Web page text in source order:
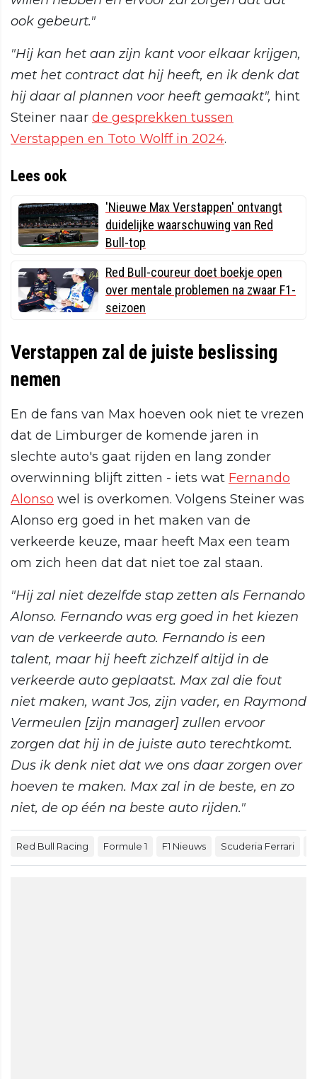
ook gebeurt."
"Hij kan het aan zijn kant voor elkaar krijgen,
met het contract dat hij heeft, en ik denk dat
hij daar al plannen voor heeft gemaakt", hint
Steiner naar de gesprekken tussen
Verstappen en Toto Wolff in 2024.
Lees ook
'Nieuwe Max Verstappen' ontvangt
duidelijke waarschuwing van Red
Bull-top
Red Bull-coureur doet boekje open
over mentale problemen na zwaar F1-
seizoen
Verstappen zal de juiste beslissing
nemen
En de fans van Max hoeven ook niet te vrezen
dat de Limburger de komende jaren in
slechte auto's gaat rijden en lang zonder
overwinning blijft zitten - iets wat Fernando
Alonso wel is overkomen. Volgens Steiner was
Alonso erg goed in het maken van de
verkeerde keuze, maar heeft Max een team
om zich heen dat dat niet toe zal staan.
"Hij zal niet dezelfde stap zetten als Fernando
Alonso. Fernando was erg goed in het kiezen
van de verkeerde auto. Fernando is een
talent, maar hij heeft zichzelf altijd in de
verkeerde auto geplaatst. Max zal die fout
niet maken, want Jos, zijn vader, en Raymond
Vermeulen [zijn manager] zullen ervoor
zorgen dat hij in de juiste auto terechtkomt.
Dus ik denk niet dat we ons daar zorgen over
hoeven te maken. Max zal in de beste, en zo
niet, de op één na beste auto rijden."
Red Bull Racing Formule 1 F1 Nieuws Scuderia Ferrari